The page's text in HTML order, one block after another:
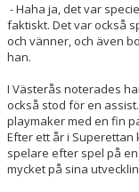
- Haha ja, det var
faktiskt. Det var också
och vänner, och även
han.
I Västerås noterades
också stod för en
playmaker med en fin
Efter ett år i
spelare efter spel på
mycket på sina